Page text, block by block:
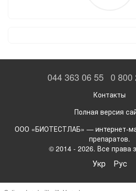
044 363 06 55 0 800
Контакты
Полная версия
ООО «БИОТЕСТЛАБ» — интернет-
препаратов.
© 2014 - 2026. Все права
Укр Рус